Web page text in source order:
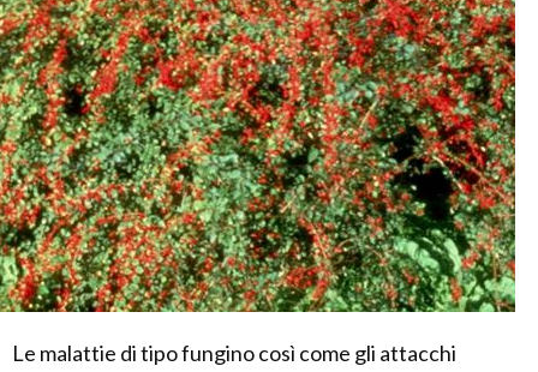
Le malattie di tipo fungino così come gli attacchi